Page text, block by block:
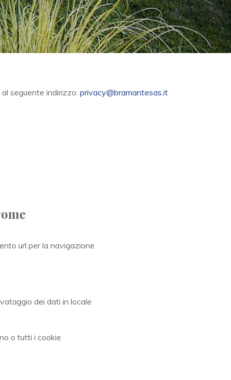
seguente indirizzo: privacy@bramantesas.it
url per la navigazione
dei dati in locale
o tutti i cookie